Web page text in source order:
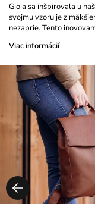
Gioia sa inšpirovala u
svojmu vzoru je z
nezaprie. Tento
Viac informácií